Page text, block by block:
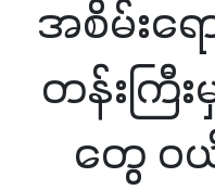
အစိမ်းရေ
တန်းကြီး
တွေ ဝ